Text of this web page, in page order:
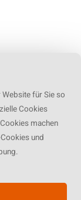
für Sie so
Cookies
machen
und